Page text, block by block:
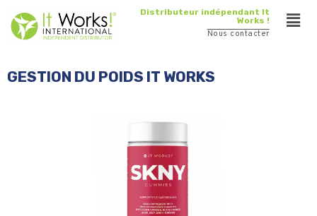
Distributeur indépendant It
Works !
Nous contacter
GESTION DU POIDS IT WORKS